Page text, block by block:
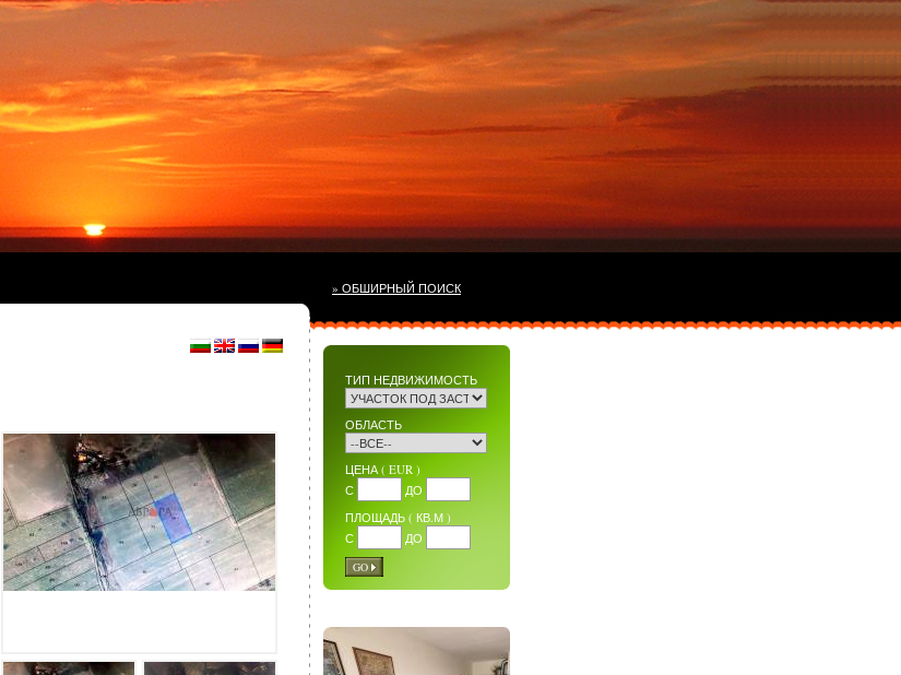
» ОБШИРНЫЙ ПОИСК
ТИП НЕДВИЖИМОСТЬ
ОБЛАСТЬ
ЦЕНА ( EUR )
С
ДО
ПЛОЩАДЬ ( КВ.М )
С
ДО
GO